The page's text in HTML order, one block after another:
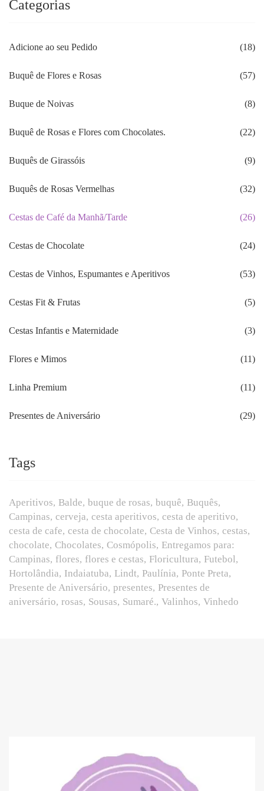
Categorias
Adicione ao seu Pedido (18)
Buquê de Flores e Rosas (57)
Buque de Noivas (8)
Buquê de Rosas e Flores com Chocolates. (22)
Buquês de Girassóis (9)
Buquês de Rosas Vermelhas (32)
Cestas de Café da Manhã/Tarde (26)
Cestas de Chocolate (24)
Cestas de Vinhos, Espumantes e Aperitivos (53)
Cestas Fit & Frutas (5)
Cestas Infantis e Maternidade (3)
Flores e Mimos (11)
Linha Premium (11)
Presentes de Aniversário (29)
Tags
Aperitivos Balde buque de rosas buquê Buquês
Campinas cerveja cesta aperitivos cesta de aperitivo
cesta de cafe cesta de chocolate Cesta de Vinhos cestas
chocolate Chocolates Cosmópolis Entregamos para:
Campinas flores flores e cestas Floricultura Futebol
Hortolândia Indaiatuba Lindt Paulínia Ponte Preta
Presente de Aniversário presentes Presentes de
aniversário rosas Sousas Sumaré. Valinhos Vinhedo